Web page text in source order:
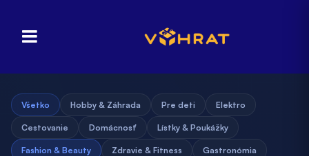
Všetko Hobby & Záhrada Pre deti Elektro
Cestovanie Domácnosť Lístky & Poukážky
Fashion & Beauty Zdravie & Fitness Gastronómia